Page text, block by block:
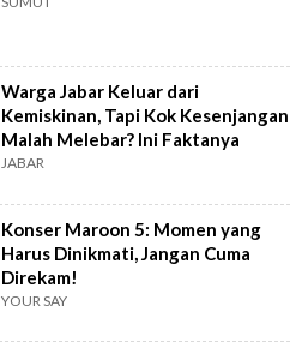
Warga Jabar Keluar dari
Kemiskinan, Tapi Kok Kesenjangan
Malah Melebar? Ini Faktanya
JABAR
Konser Maroon 5: Momen yang
Harus Dinikmati, Jangan Cuma
Direkam!
YOUR SAY